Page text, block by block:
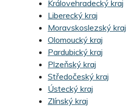
Královehradecký kraj
Liberecký kraj
Moravskoslezský kraj
Olomoucký kraj
Pardubický kraj
Plzeňský kraj
Středočeský kraj
Ústecký kraj
Zlínský kraj